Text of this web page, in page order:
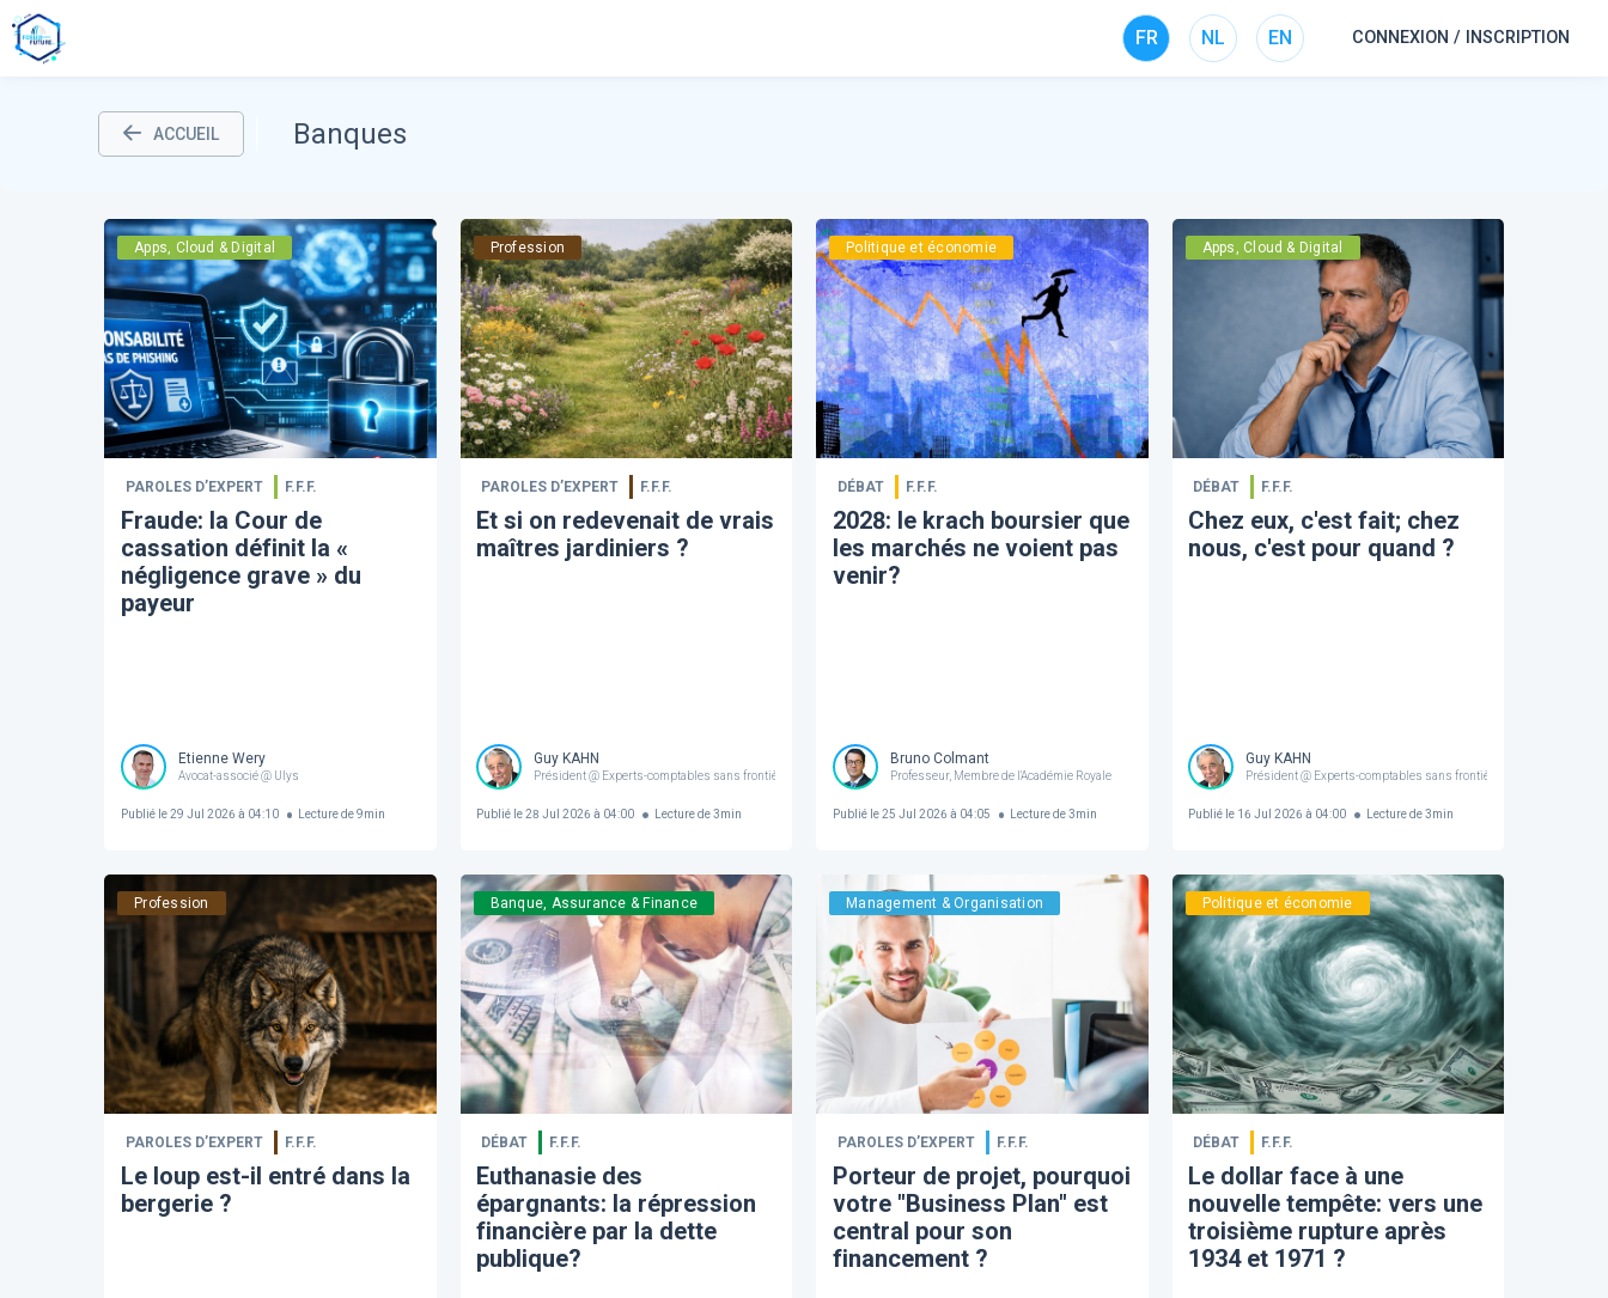
FR NL EN CONNEXION / INSCRIPTION
ACCUEIL Banques
Apps, Cloud & Digital
PAROLES D’EXPERT F.F.F.
Fraude: la Cour de
cassation définit la «
négligence grave » du
payeur
Etienne Wery
Avocat-associé @ Ulys
Publié le29 Jul 2026 à 04:10 Lecture de9min
Profession
PAROLES D’EXPERT F.F.F.
Et si on redevenait de vrais
maîtres jardiniers ?
Guy KAHN
Président @ Experts-comptables sans frontières | Administrateur @ Forum For the Future
Publié le28 Jul 2026 à 04:00 Lecture de 3min
Politique et économie
DÉBAT F.F.F.
​2028: le krach boursier que
les marchés ne voient pas
venir?
Bruno Colmant
Professeur, Membre de l'Académie Royale
Publié le25 Jul 2026 à 04:05 Lecture de3min
Apps, Cloud & Digital
DÉBAT F.F.F.
Chez eux, c'est fait; chez
nous, c'est pour quand ?
Guy KAHN
Président @ Experts-comptables sans frontières | Administrateur
Publié le 16 Jul 2026 à 04:00 Lecture de 3min
Profession
PAROLES D’EXPERT F.F.F.
Le loup est-il entré dans la
bergerie ?
Banque, Assurance & Finance
DÉBAT F.F.F.
Euthanasie des
épargnants: la répression
financière par la dette
publique?
Management & Organisation
PAROLES D’EXPERT F.F.F.
Porteur de projet, pourquoi
votre "Business Plan" est
central pour son
financement ?
Politique et économie
DÉBAT F.F.F.
Le dollar face à une
nouvelle tempête: vers une
troisième rupture après
1934 et 1971 ?